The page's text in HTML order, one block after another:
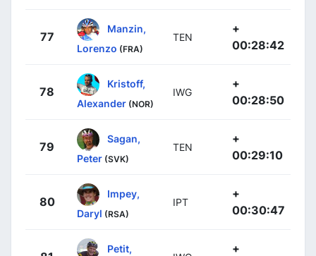
77
Manzin,
Lorenzo (FRA)
TEN
+
00:28:42
78
Kristoff,
Alexander (NOR)
IWG
+
00:28:50
79
Sagan,
Peter (SVK)
TEN
+
00:29:10
80
Impey,
Daryl (RSA)
IPT
+
00:30:47
Petit,
+